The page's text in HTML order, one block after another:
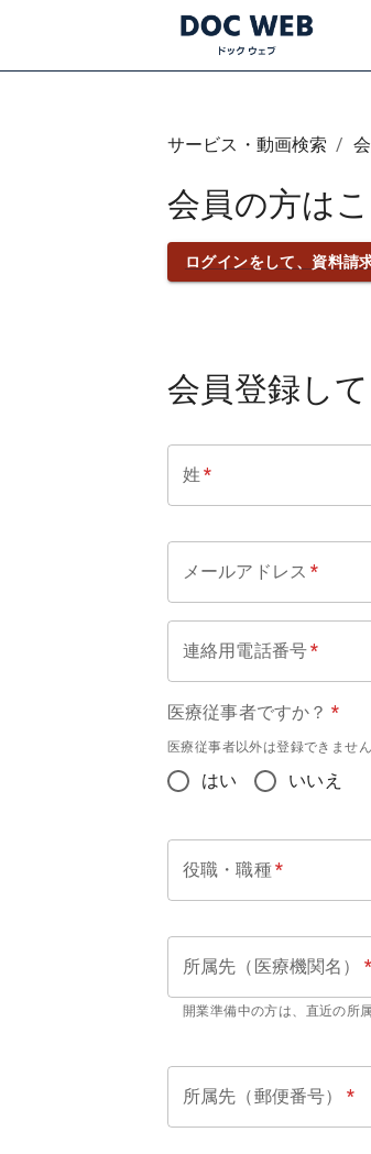
サービス・動画検索 /
会員の方は
ログインをして、資料請
会員登録し
姓 *
メールアドレス *
連絡用電話番号*
医療従事者ですか？ *
医療従事者以外は登録できません
はい いいえ
役職・職種*
所属先（医療機関名） *
開業準備中の方は、直近の所
所属先（郵便番号） *